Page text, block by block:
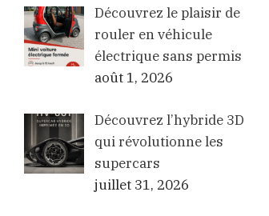
Découvrez le plaisir de
rouler en véhicule
électrique sans permis
août 1, 2026
Découvrez l’hybride 3D
qui révolutionne les
supercars
juillet 31, 2026